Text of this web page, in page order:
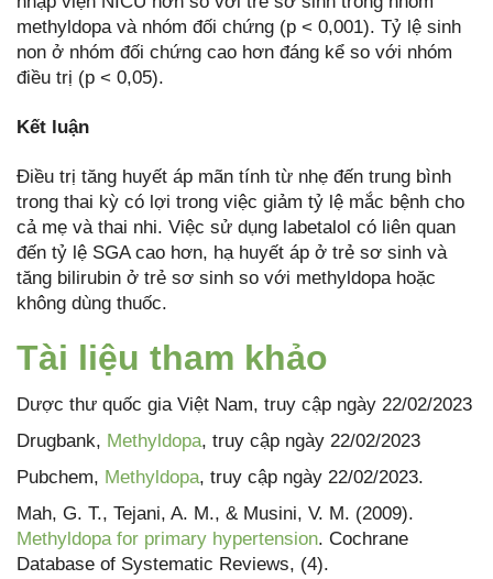
methyldopa và nhóm đối chứng (p < 0,001). Tỷ lệ sinh
non ở nhóm đối chứng cao hơn đáng kể so với nhóm
điều trị (p < 0,05).
Kết luận
Điều trị tăng huyết áp mãn tính từ nhẹ đến trung bình
trong thai kỳ có lợi trong việc giảm tỷ lệ mắc bệnh cho
cả mẹ và thai nhi. Việc sử dụng labetalol có liên quan
đến tỷ lệ SGA cao hơn, hạ huyết áp ở trẻ sơ sinh và
tăng bilirubin ở trẻ sơ sinh so với methyldopa hoặc
không dùng thuốc.
Tài liệu tham khảo
Dược thư quốc gia Việt Nam, truy cập ngày 22/02/2023
Drugbank, Methyldopa, truy cập ngày 22/02/2023
Pubchem, Methyldopa, truy cập ngày 22/02/2023.
Mah, G. T., Tejani, A. M., & Musini, V. M. (2009).
Methyldopa for primary hypertension. Cochrane
Database of Systematic Reviews, (4).